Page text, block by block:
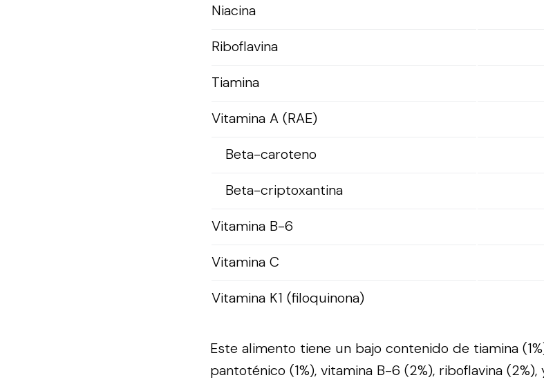
Niacina
Riboflavina
Tiamina
Vitamina A (RAE)
Beta-caroteno
Beta-criptoxantina
Vitamina B-6
Vitamina C
Vitamina K1 (filoquinona)
Este alimento tiene un bajo contenido de tiamina
pantoténico (1%), vitamina B-6 (2%), riboflavina